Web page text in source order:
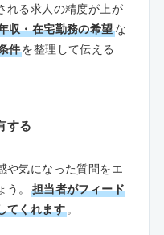
れる求人の精度が上が
収・在宅勤務の希望な
件を整理して伝える
する
や気になった質問をエ
。
担当者がフィード
てくれます。